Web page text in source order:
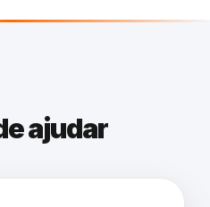
ajudar